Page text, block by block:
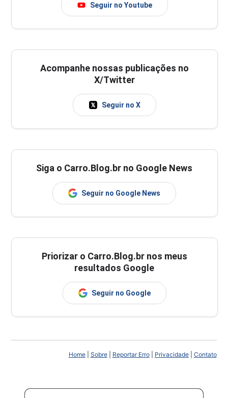
Seguir no Youtube
Acompanhe nossas publicações no
X/Twitter
Seguir no X
Siga o Carro.Blog.br no Google News
Seguir no Google News
Priorizar o Carro.Blog.br nos meus
resultados Google
Seguir no Google
Home| Sobre| Reportar Erro| Privacidade| Contato